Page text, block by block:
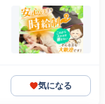
気になる